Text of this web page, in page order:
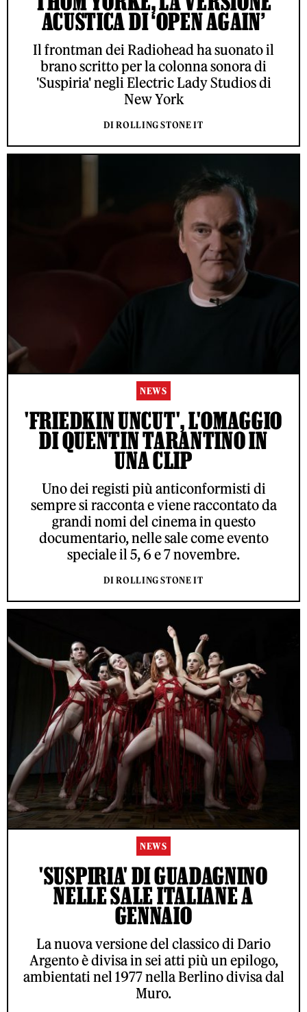
ACUSTICA DI ‘OPEN AGAIN’
Il frontman dei Radiohead ha suonato il
brano scritto per la colonna sonora di
'Suspiria' negli Electric Lady Studios di
New York
DI ROLLING STONE IT
NEWS
'FRIEDKIN UNCUT', L'OMAGGIO
DI QUENTIN TARANTINO IN
UNA CLIP
Uno dei registi più anticonformisti di
sempre si racconta e viene raccontato da
grandi nomi del cinema in questo
documentario, nelle sale come evento
speciale il 5, 6 e 7 novembre.
DI ROLLING STONE IT
NEWS
'SUSPIRIA' DI GUADAGNINO
NELLE SALE ITALIANE A
GENNAIO
La nuova versione del classico di Dario
Argento è divisa in sei atti più un epilogo,
ambientati nel 1977 nella Berlino divisa dal
Muro.